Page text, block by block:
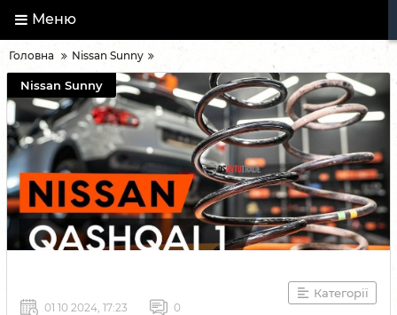
Меню
Головна Nissan Sunny
Nissan Sunny
Категорії
01 10 2024, 17:23 0